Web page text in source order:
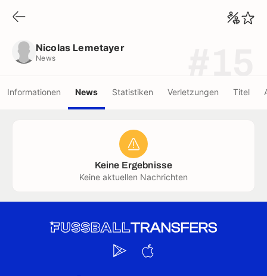
Nicolas Lemetayer
News
Informationen News Statistiken Verletzungen Titel
Keine Ergebnisse
Keine aktuellen Nachrichten